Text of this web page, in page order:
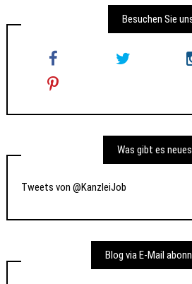
Besuchen Sie
Was gibt es
Tweets von @KanzleiJob
Blog via E-Mail